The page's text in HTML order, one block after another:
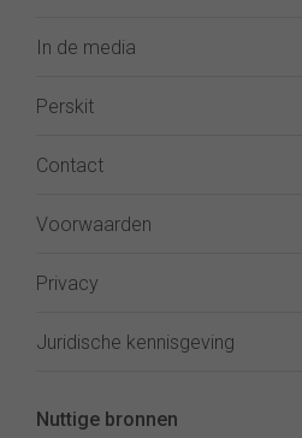
In de media
Perskit
Contact
Voorwaarden
Privacy
Juridische kennisgeving
Nuttige bronnen